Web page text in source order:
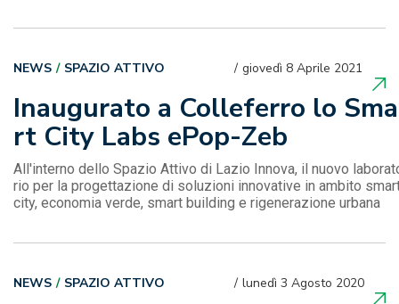
Inaugurato a Colleferro lo Sma
rt City Labs ePop-Zeb
giovedì 8 Aprile 2021
NEWS SPAZIO ATTIVO
All'interno dello Spazio Attivo di Lazio Innova, il nuovo
rio per la progettazione di soluzioni innovative in ambito
city, economia verde, smart building e rigenerazione urbana
lunedì 3 Agosto 2020
NEWS SPAZIO ATTIVO